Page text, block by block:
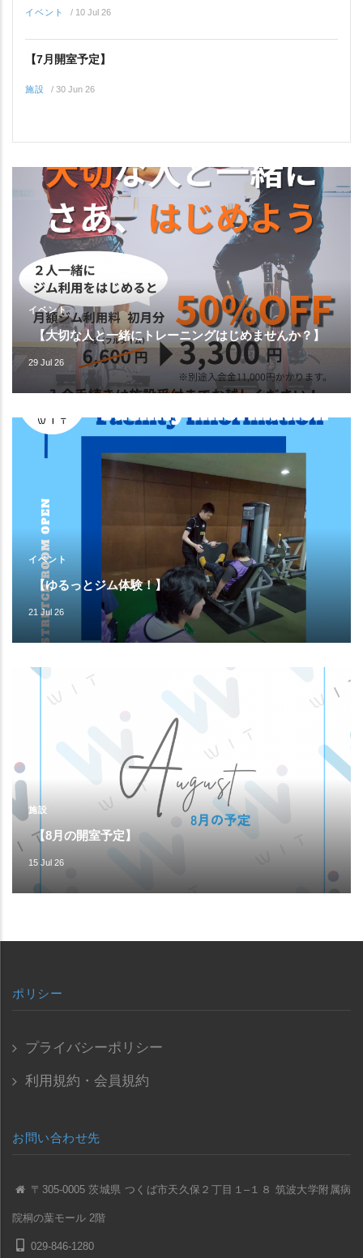
イベント / 10 Jul 26
【7月開室予定】
施設 / 30 Jun 26
イベント
【大切な人と一緒にトレーニングはじめませんか？】
29 Jul 26
イベント
【ゆるっとジム体験！】
21 Jul 26
施設
【8月の開室予定】
15 Jul 26
ポリシー
プライバシーポリシー
利用規約・会員規約
お問い合わせ先
〒305-0005 茨城県 つくば市天久保２丁目１–１８ 筑波大学附属病
院桐の葉モール 2階
029-846-1280